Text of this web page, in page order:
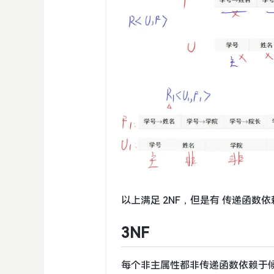
以上满足 2NF，但是有 传递函数依
3NF
每个非主属性都非传递函数依赖于